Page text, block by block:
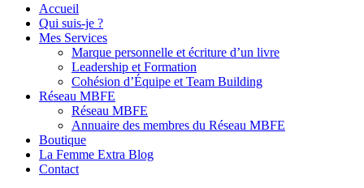
Accueil
Qui suis-je ?
Mes Services
Marque personnelle et écriture d’un livre
Leadership et Formation
Cohésion d’Équipe et Team Building
Réseau MBFE
Réseau MBFE
Annuaire des membres du Réseau MBFE
Boutique
La Femme Extra Blog
Contact